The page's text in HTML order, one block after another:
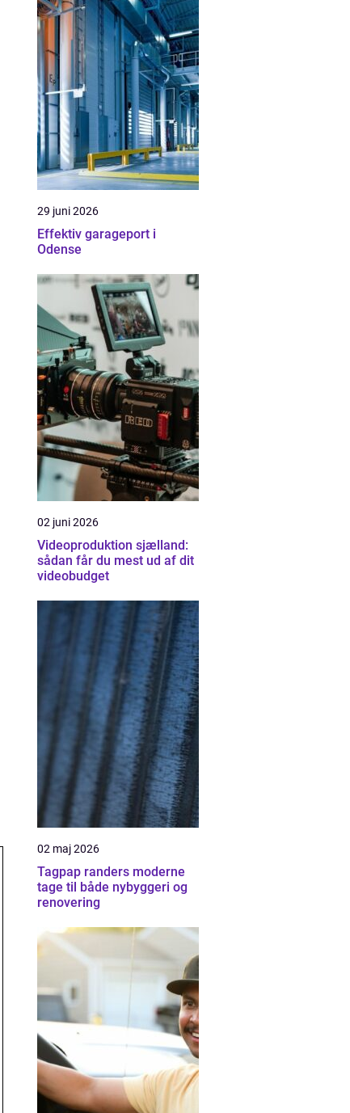
29 juni 2026
Effektiv garageport i
Odense
02 juni 2026
Videoproduktion sjælland:
sådan får du mest ud af dit
videobudget
02 maj 2026
Tagpap randers moderne
tage til både nybyggeri og
renovering